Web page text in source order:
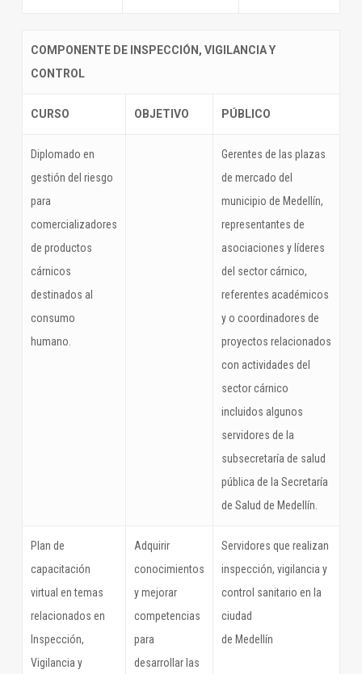
COMPONENTE DE INSPECCIÓN, VIGILANCIA Y
CONTROL
CURSO OBJETIVO PÚBLICO
Diplomado en
gestión del riesgo
para
comercializadores
de productos
cárnicos
destinados al
consumo
humano.
Gerentes de las plazas
de mercado del
municipio de Medellín,
representantes de
asociaciones y líderes
del sector cárnico,
referentes académicos
y o coordinadores de
proyectos relacionados
con actividades del
sector cárnico
incluidos algunos
servidores de la
subsecretaría de salud
pública de la Secretaría
de Salud de Medellín.
Plan de
capacitación
virtual en temas
relacionados en
Inspección,
Vigilancia y
Adquirir
conocimientos
y mejorar
competencias
para
desarrollar las
Servidores que realizan
inspección, vigilancia y
control sanitario en la
ciudad
de Medellín